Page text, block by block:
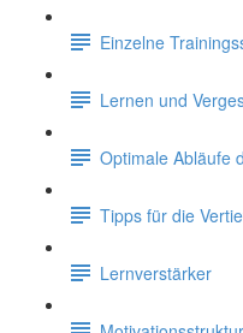
Einzelne
Lernen und
Optimale Abläufe
Tipps für die
Lernverstärker